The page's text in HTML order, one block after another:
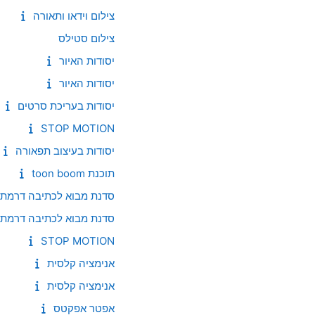
צילום וידאו ותאורה
צילום סטילס
יסודות האיור
יסודות האיור
יסודות בעריכת סרטים
STOP MOTION
יסודות בעיצוב תפאורה
תוכנת toon boom
סדנת מבוא לכתיבה
סדנת מבוא לכתיבה
STOP MOTION
אנימציה קלסית
אנימציה קלסית
אפטר אפקטס